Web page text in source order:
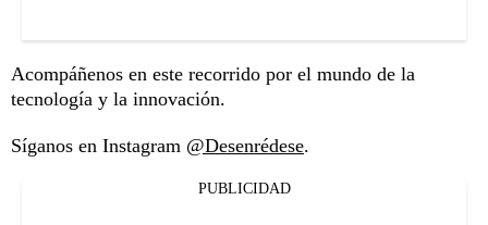
Acompáñenos en este recorrido por el mundo de la
tecnología y la innovación.
Síganos en Instagram @Desenrédese.
PUBLICIDAD